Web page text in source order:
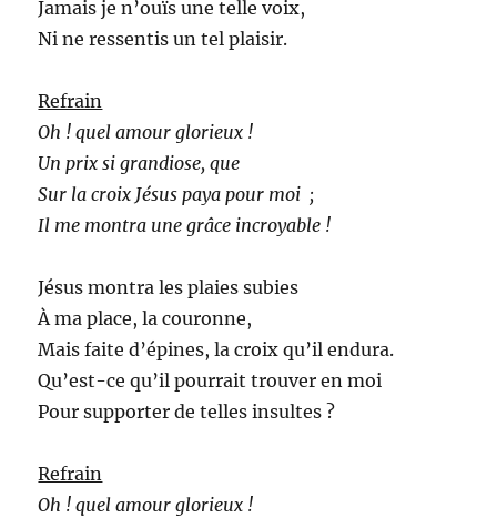
Jamais je n’ouïs une telle voix,
Ni ne ressentis un tel plaisir.
Refrain
Oh ! quel amour glorieux !
Un prix si grandiose, que
Sur la croix Jésus paya pour moi ;
Il me montra une grâce incroyable !
Jésus montra les plaies subies
À ma place, la couronne,
Mais faite d’épines, la croix qu’il endura.
Qu’est-ce qu’il pourrait trouver en moi
Pour supporter de telles insultes ?
Refrain
Oh ! quel amour glorieux !